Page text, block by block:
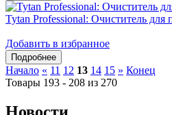
Tytan Professional: Очиститель
Добавить в избранное
Начало « 11 12 13 14 15 » Конец
Товары 193 - 208 из 270
Новости